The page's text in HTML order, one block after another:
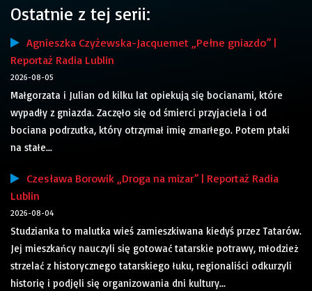
Ostatnie z tej serii:
Agnieszka Czyżewska-Jacquemet „Pełne gniazdo” |
Reportaż Radia Lublin
2026-08-05
Małgorzata i Julian od kilku lat opiekują się bocianami, które
wypadły z gniazda. Zaczęło się od śmierci przyjaciela i od
bociana podrzutka, który otrzymał imię zmarłego. Potem ptaki
na stałe...
Czesława Borowik „Droga na mizar” | Reportaż Radia
Lublin
2026-08-04
Studzianka to malutka wieś zamieszkiwana kiedyś przez Tatarów.
Jej mieszkańcy nauczyli się gotować tatarskie potrawy, młodzież
strzelać z historycznego tatarskiego łuku, regionaliści odkurzyli
historię i podjęli się organizowania dni kultury...